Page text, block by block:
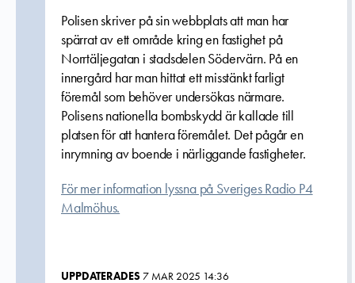
Polisen skriver på sin webbplats att man har
spärrat av ett område kring en fastighet på
Norrtäljegatan i stadsdelen Södervärn. På en
innergård har man hittat ett misstänkt farligt
föremål som behöver undersökas närmare.
Polisens nationella bombskydd är kallade till
platsen för att hantera föremålet. Det pågår en
inrymning av boende i närliggande fastigheter.
För mer information lyssna på Sveriges Radio P4
Malmöhus.
UPPDATERADES 7 MAR 2025 14:36